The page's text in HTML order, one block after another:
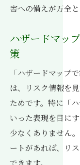
害への備えが万全
ハザードマッ
策
「ハザードマップ
は、リスク情報を
ためです。特に「
いった表現を目に
少なくありません
ートがあれば、リ